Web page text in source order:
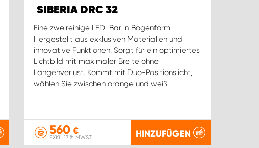
SIBERIA DRC 32
Eine zweireihige LED-Bar in Bogenform.
Hergestellt aus exklusiven Materialien und
innovative Funktionen. Sorgt für ein optimiertes
Lichtbild mit maximaler Breite ohne
Längenverlust. Kommt mit Duo-Positionslicht,
wählen Sie zwischen orange und weiß.
560 €
EXKL. 17 % MWST. HINZUFÜGEN